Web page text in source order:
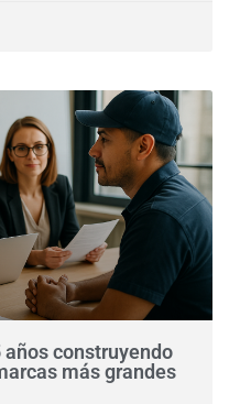
construyendo
más grandes